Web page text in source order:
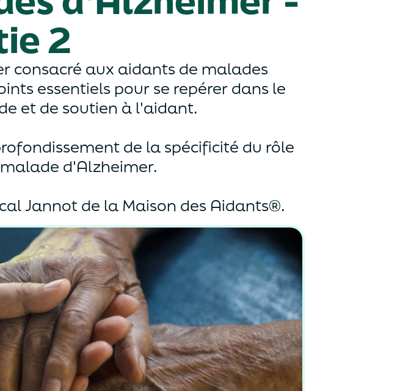
2
consacré aux aidants de malades
essentiels pour se repérer dans le
et de soutien à l'aidant.
de la spécificité du rôle
d'Alzheimer.
Jannot de la Maison des Aidants®.